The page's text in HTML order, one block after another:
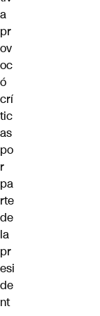
a
pr
ov
oc
ó
crí
tic
as
po
r
pa
rte
de
la
pr
esi
de
nt